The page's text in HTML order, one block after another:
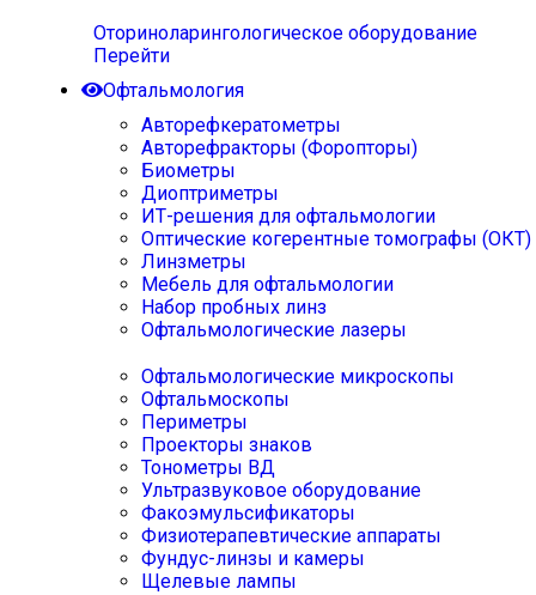
Оториноларингологическое оборудование
Перейти
Офтальмология
Авторефкератометры
Авторефракторы (Форопторы)
Биометры
Диоптриметры
ИТ-решения для офтальмологии
Оптические когерентные томографы (ОКТ)
Линзметры
Мебель для офтальмологии
Набор пробных линз
Офтальмологические лазеры
Офтальмологические микроскопы
Офтальмоскопы
Периметры
Проекторы знаков
Тонометры ВД
Ультразвуковое оборудование
Факоэмульсификаторы
Физиотерапевтические аппараты
Фундус-линзы и камеры
Щелевые лампы